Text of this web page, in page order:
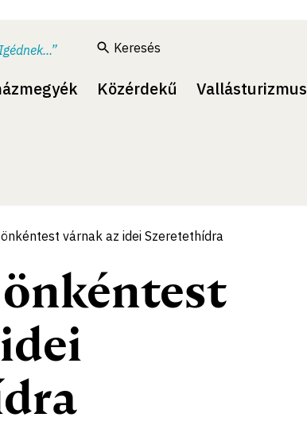
Keresés
Közérdekű Vallásturizmus
várnak az idei Szeretethídra